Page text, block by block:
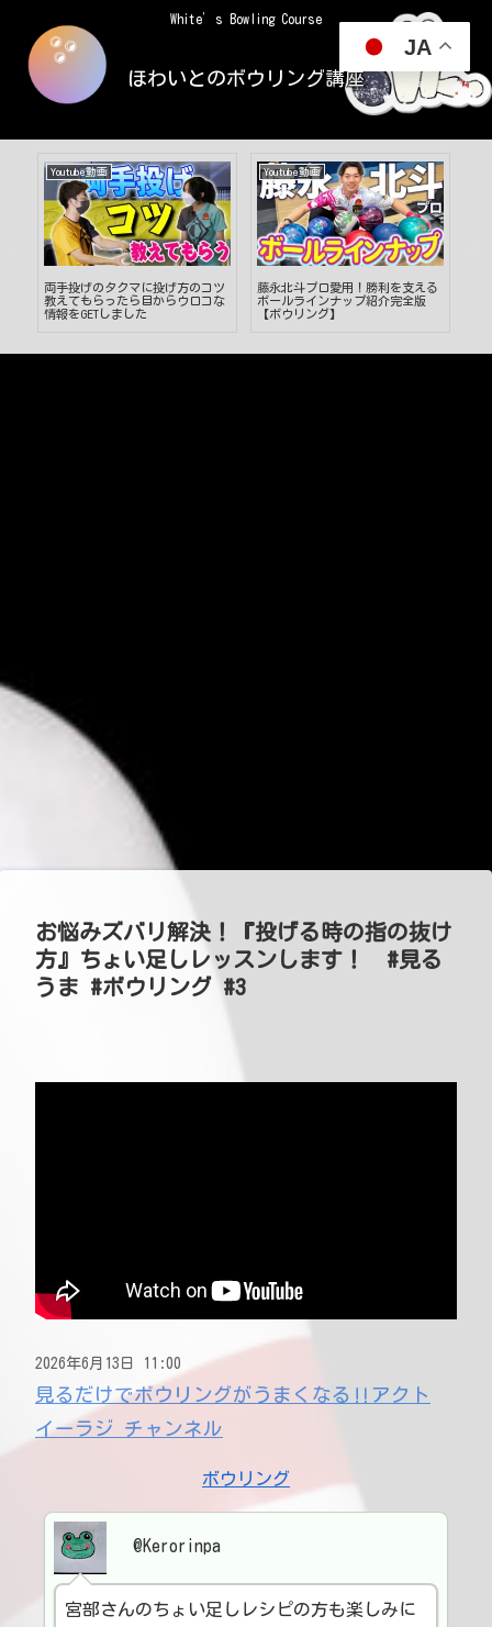
White’s Bowling Course
ほわいとのボウリング講座
Youtube動画
両手投げのタクマに投げ方のコツ
教えてもらったら目からウロコな
情報をGETしました
Youtube動画
藤永北斗プロ愛用！勝利を支える
ボールラインナップ紹介完全版
【ボウリング】
お悩みズバリ解決！『投げる時の指の抜け
方』ちょい足しレッスンします！ #見る
うま #ボウリング #3
2026年6月13日 11:00
見るだけでボウリングがうまくなる‼アクト
イーラジ チャンネル
ボウリング
@Kerorinpa
宮部さんのちょい足しレシピの方も楽しみに
JA